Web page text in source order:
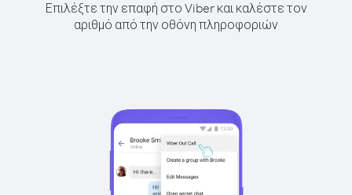
Επιλέξτε την επαφή στο Viber και καλέστε τον
αριθμό από την οθόνη πληροφοριών